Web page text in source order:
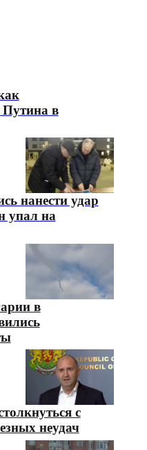
Путина в
нанести удар
упал на
в
с
неудач